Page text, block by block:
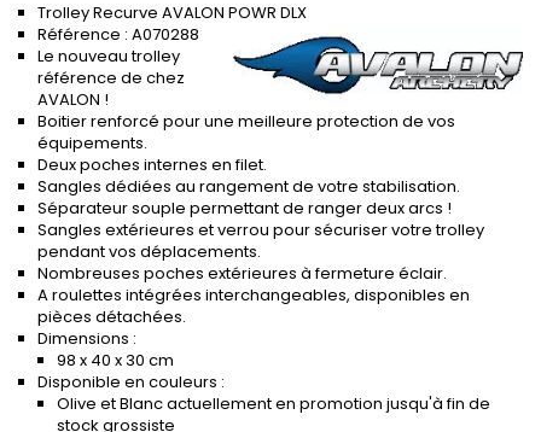
Trolley Recurve AVALON POWR DLX
Référence : A070288
Le nouveau trolley
référence de chez
AVALON !
Boitier renforcé pour une meilleure protection de vos
équipements.
Deux poches internes en filet.
Sangles dédiées au rangement de votre stabilisation.
Séparateur souple permettant de ranger deux arcs !
Sangles extérieures et verrou pour sécuriser votre trolley
pendant vos déplacements.
Nombreuses poches extérieures à fermeture éclair.
A roulettes intégrées interchangeables, disponibles en
pièces détachées.
Dimensions :
98 x 40 x 30 cm
Disponible en couleurs :
Olive et Blanc actuellement en promotion jusqu'à fin de
stock grossiste